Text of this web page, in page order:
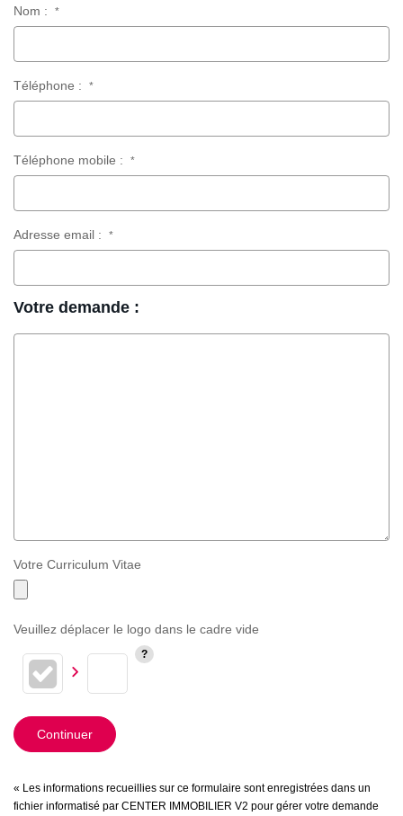
Nom : *
Téléphone : *
Téléphone mobile : *
Adresse email : *
Votre demande :
Votre Curriculum Vitae
Veuillez déplacer le logo dans le cadre vide
Continuer
« Les informations recueillies sur ce formulaire sont enregistrées dans un
fichier informatisé par CENTER IMMOBILIER V2 pour gérer votre demande